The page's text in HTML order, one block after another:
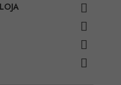



